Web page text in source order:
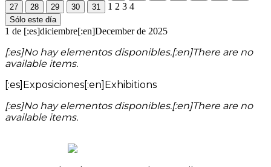
27
28 29 30 31 1 2 3 4
Sólo este día
1 de [:es]diciembre[:en]December de 2025
[:es]No hay elementos disponibles.[:en]There are no
available items.
[:es]Exposiciones[:en]Exhibitions
[:es]No hay elementos disponibles.[:en]There are no
available items.